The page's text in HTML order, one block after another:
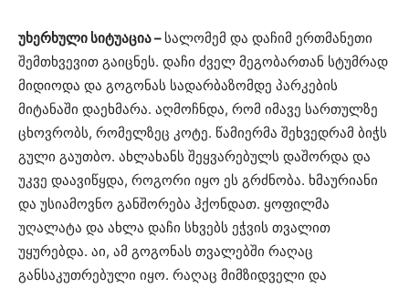
უხერხული სიტუაცია – სალომემ და დაჩიმ ერთმანეთი
შემთხვევით გაიცნეს. დაჩი ძველ მეგობართან სტუმრად
მიდიოდა და გოგონას სადარბაზომდე პარკების
მიტანაში დაეხმარა. აღმოჩნდა, რომ იმავე სართულზე
ცხოვრობს, რომელზეც კოტე. წამიერმა შეხვედრამ ბიჭს
გული გაუთბო. ახლახანს შეყვარებულს დაშორდა და
უკვე დაავიწყდა, როგორი იყო ეს გრძნობა. ხმაურიანი
და უსიამოვნო განშორება ჰქონდათ. ყოფილმა
უღალატა და ახლა დაჩი სხვებს ეჭვის თვალით
უყურებდა. აი, ამ გოგონას თვალებში რაღაც
განსაკუთრებული იყო. რაღაც მიმზიდველი და